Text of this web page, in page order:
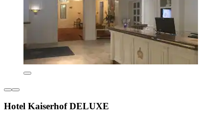
Hotel Kaiserhof DELUXE